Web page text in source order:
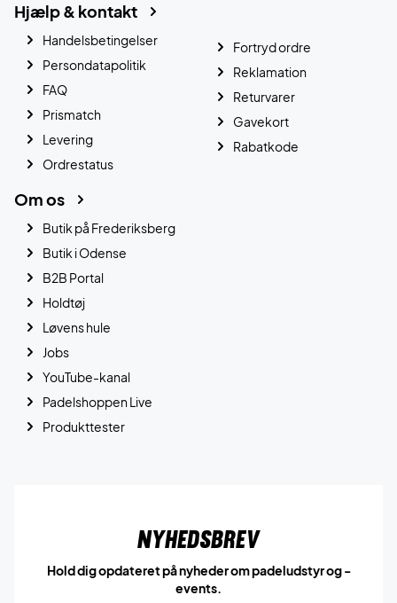
Hjælp & kontakt
Handelsbetingelser
Persondatapolitik
FAQ
Prismatch
Levering
Ordrestatus
Fortryd ordre
Reklamation
Returvarer
Gavekort
Rabatkode
Om os
Butik på Frederiksberg
Butik i Odense
B2B Portal
Holdtøj
Løvens hule
Jobs
YouTube-kanal
Padelshoppen Live
Produkttester
Nyhedsbrev
Hold dig opdateret på nyheder om padeludstyr og -
events.